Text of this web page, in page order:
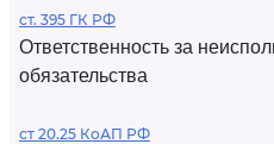
ст. 395 ГК РФ
Ответственность за
обязательства
ст 20.25 КоАП РФ